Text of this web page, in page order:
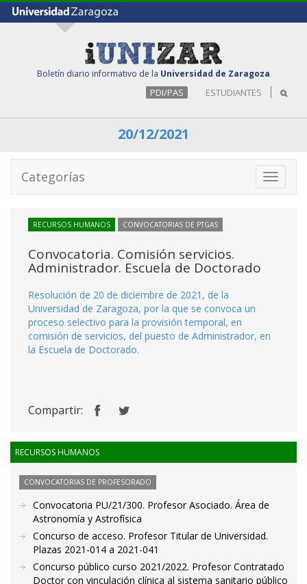
Boletín diario informativo de la Universidad de Zaragoza
PDI/PAS ESTUDIANTES
20/12/2021
Toggle
Categorías
RECURSOS HUMANOS CONVOCATORIAS DE PTGAS
Convocatoria. Comisión servicios.
Administrador. Escuela de Doctorado
Resolución de 20 de diciembre de 2021, de la
Universidad de Zaragoza, por la que se convoca un
proceso selectivo para la provisión temporal, en
comisión de servicios, del puesto de Administrador, en
la Escuela de Doctorado.
Compartir:
RECURSOS HUMANOS
CONVOCATORIAS DE PROFESORADO
Convocatoria PU/21/300. Profesor Asociado. Área de
Astronomía y Astrofísica
Concurso de acceso. Profesor Titular de Universidad.
Plazas 2021-014 a 2021-041
Concurso público curso 2021/2022. Profesor Contratado
Doctor con vinculación clínica al sistema sanitario público